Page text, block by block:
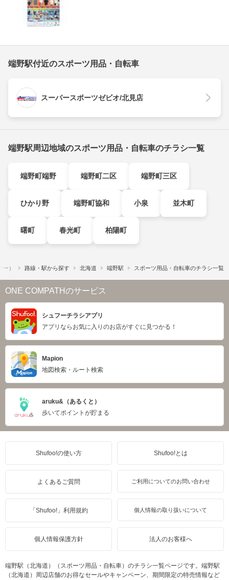
端野駅付近のスポーツ用品・自転車
スーパースポーツゼビオ/北見店
端野駅周辺地域のスポーツ用品・自転車のチラシ一覧
端野町端野 端野町二区 端野町三区
ひかり野 端野町協和 小泉 並木町
曙町 春光町 柏陽町
） 路線・駅から探す 北海道 端野駅 スポーツ用品・自転車のチラシ一覧
ONE COMPATHのサービス
シュフーチラシアプリ
アプリならお気に入りのお店がすぐに見つかる！
Mapion
地図検索・ルート検索
aruku&（あるくと）
歩いてポイントが貯まる
Shufoo!の使い方 Shufoo!とは
よくあるご質問 ご利用についてのお問い合わせ
「Shufoo!」利用規約 個人情報の取り扱いについて
個人情報保護方針 法人のお客様へ
端野駅（北海道）（スポーツ用品・自転車）のチラシ一覧ページです。端野駅
（北海道）周辺店舗のお得なセールやキャンペーン、期間限定の特売情報など